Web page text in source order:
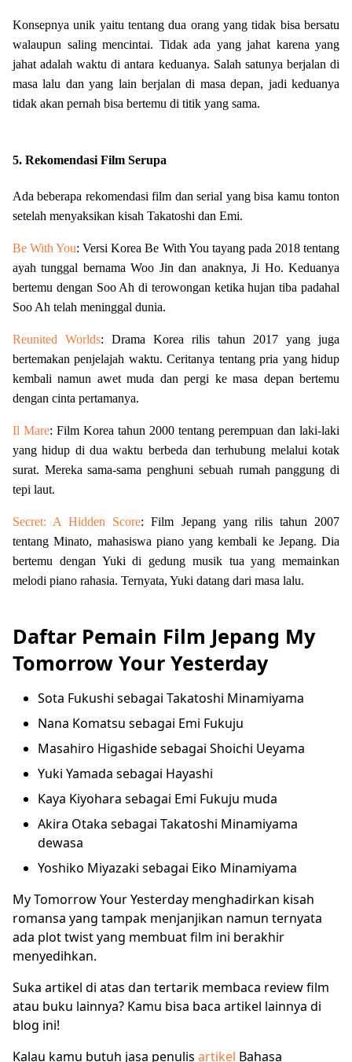
Konsepnya unik yaitu tentang dua orang yang tidak bisa bersatu
walaupun saling mencintai. Tidak ada yang jahat karena yang
jahat adalah waktu di antara keduanya. Salah satunya berjalan di
masa lalu dan yang lain berjalan di masa depan, jadi keduanya
tidak akan pernah bisa bertemu di titik yang sama.
5. Rekomendasi Film Serupa
Ada beberapa rekomendasi film dan serial yang bisa kamu tonton
setelah menyaksikan kisah Takatoshi dan Emi.
Be With You: Versi Korea Be With You tayang pada 2018 tentang
ayah tunggal bernama Woo Jin dan anaknya, Ji Ho. Keduanya
bertemu dengan Soo Ah di terowongan ketika hujan tiba padahal
Soo Ah telah meninggal dunia.
Reunited Worlds: Drama Korea rilis tahun 2017 yang juga
bertemakan penjelajah waktu. Ceritanya tentang pria yang hidup
kembali namun awet muda dan pergi ke masa depan bertemu
dengan cinta pertamanya.
Il Mare: Film Korea tahun 2000 tentang perempuan dan laki-laki
yang hidup di dua waktu berbeda dan terhubung melalui kotak
surat. Mereka sama-sama penghuni sebuah rumah panggung di
tepi laut.
Secret: A Hidden Score: Film Jepang yang rilis tahun 2007
tentang Minato, mahasiswa piano yang kembali ke Jepang. Dia
bertemu dengan Yuki di gedung musik tua yang memainkan
melodi piano rahasia. Ternyata, Yuki datang dari masa lalu.
Daftar Pemain Film Jepang My
Tomorrow Your Yesterday
Sota Fukushi sebagai Takatoshi Minamiyama
Nana Komatsu sebagai Emi Fukuju
Masahiro Higashide sebagai Shoichi Ueyama
Yuki Yamada sebagai Hayashi
Kaya Kiyohara sebagai Emi Fukuju muda
Akira Otaka sebagai Takatoshi Minamiyama
dewasa
Yoshiko Miyazaki sebagai Eiko Minamiyama
My Tomorrow Your Yesterday menghadirkan kisah
romansa yang tampak menjanjikan namun ternyata
ada plot twist yang membuat film ini berakhir
menyedihkan.
Suka artikel di atas dan tertarik membaca review film
atau buku lainnya? Kamu bisa baca artikel lainnya di
blog ini!
Kalau kamu butuh jasa penulis artikel Bahasa